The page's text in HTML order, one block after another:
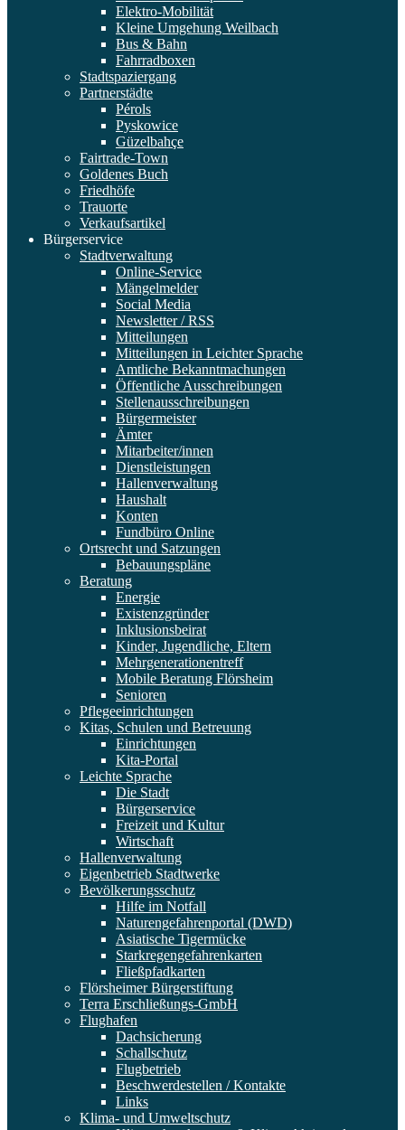
Elektro-Mobilität
Kleine Umgehung Weilbach
Bus & Bahn
Fahrradboxen
Stadtspaziergang
Partnerstädte
Pérols
Pyskowice
Güzelbahçe
Fairtrade-Town
Goldenes Buch
Friedhöfe
Trauorte
Verkaufsartikel
Bürgerservice
Stadtverwaltung
Online-Service
Mängelmelder
Social Media
Newsletter / RSS
Mitteilungen
Mitteilungen in Leichter Sprache
Amtliche Bekanntmachungen
Öffentliche Ausschreibungen
Stellenausschreibungen
Bürgermeister
Ämter
Mitarbeiter/innen
Dienstleistungen
Hallenverwaltung
Haushalt
Konten
Fundbüro Online
Ortsrecht und Satzungen
Bebauungspläne
Beratung
Energie
Existenzgründer
Inklusionsbeirat
Kinder, Jugendliche, Eltern
Mehrgenerationentreff
Mobile Beratung Flörsheim
Senioren
Pflegeeinrichtungen
Kitas, Schulen und Betreuung
Einrichtungen
Kita-Portal
Leichte Sprache
Die Stadt
Bürgerservice
Freizeit und Kultur
Wirtschaft
Hallenverwaltung
Eigenbetrieb Stadtwerke
Bevölkerungsschutz
Hilfe im Notfall
Naturengefahrenportal (DWD)
Asiatische Tigermücke
Starkregengefahrenkarten
Fließpfadkarten
Flörsheimer Bürgerstiftung
Terra Erschließungs-GmbH
Flughafen
Dachsicherung
Schallschutz
Flugbetrieb
Beschwerdestellen / Kontakte
Links
Klima- und Umweltschutz